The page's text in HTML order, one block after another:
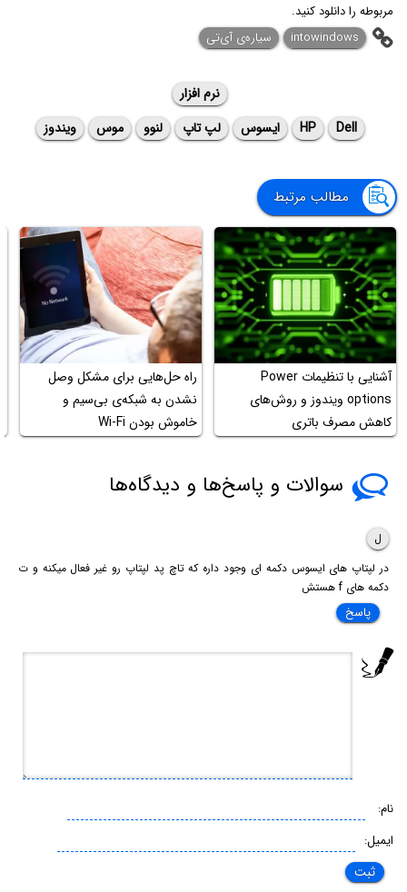
مربوطه را دانلود کنید.
intowindows
سیاره‌ی آی‌تی
نرم افزار
Dell
HP ایسوس لپ تاپ لنوو موس ویندوز
مطالب مرتبط
آشنایی با تنظیمات Power
options ویندوز و روش‌های
کاهش مصرف باتری
راه حل‌هایی برای مشکل وصل
نشدن به شبکه‌ی بی‌سیم و
خاموش بودن Wi-Fi
سوالات و پاسخ‌ها و دیدگاه‌ها
ل
در لپتاپ های ایسوس دکمه ای وجود داره که تاچ پد لپتاپ رو غیر فعال میکنه و ت
دکمه های f هستش
پاسخ
نام:
ایمیل: